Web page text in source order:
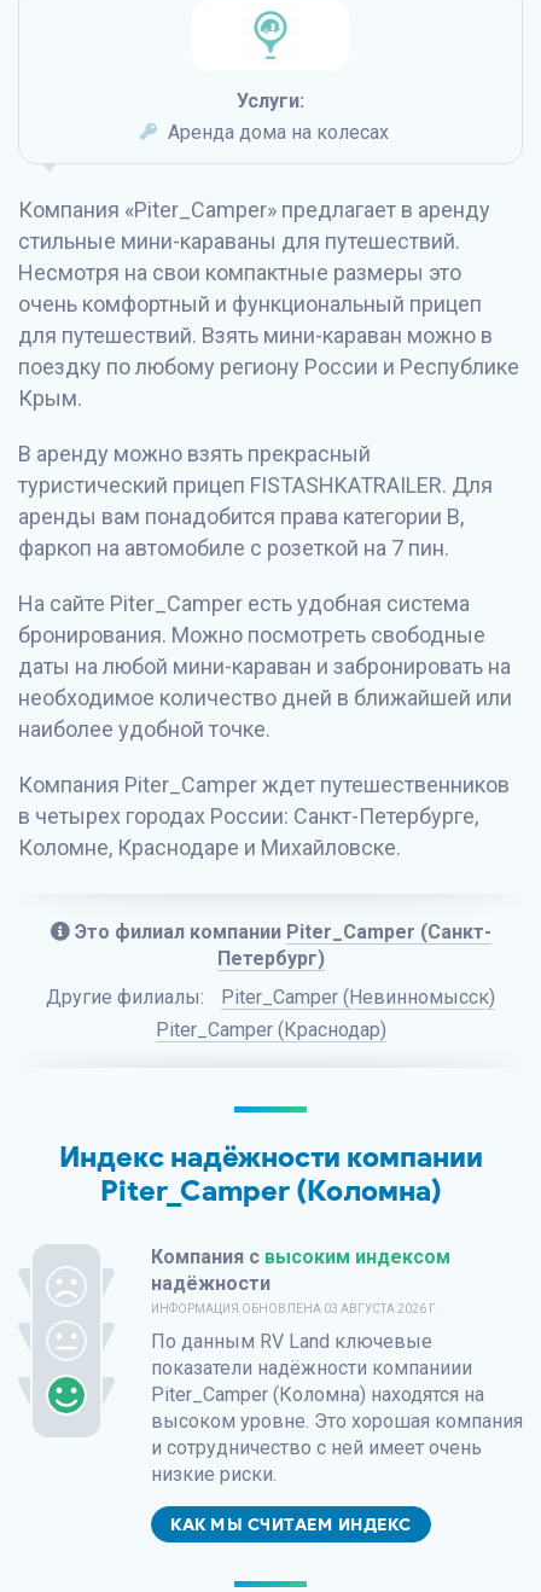
Услуги:
Аренда дома на колесах
Компания «Piter_Camper» предлагает в аренду
стильные мини-караваны для путешествий.
Несмотря на свои компактные размеры это
очень комфортный и функциональный прицеп
для путешествий. Взять мини-караван можно в
поездку по любому региону России и Республике
Крым.
В аренду можно взять прекрасный
туристический прицеп FISTASHKATRAILER. Для
аренды вам понадобится права категории B,
фаркоп на автомобиле с розеткой на 7 пин.
На сайте Piter_Camper есть удобная система
бронирования. Можно посмотреть свободные
даты на любой мини-караван и забронировать на
необходимое количество дней в ближайшей или
наиболее удобной точке.
Компания Piter_Camper ждет путешественников
в четырех городах России: Санкт-Петербурге,
Коломне, Краснодаре и Михайловске.
Это филиал компании Piter_Camper (Санкт-
Петербург)
Другие филиалы:
Piter_Camper (Невинномысск)
Piter_Camper (Краснодар)
Индекс надёжности компании
Piter_Camper (Коломна)
Компания с высоким индексом
надёжности
ИНФОРМАЦИЯ ОБНОВЛЕНА 03 АВГУСТА 2026 Г.
По данным RV Land ключевые
показатели надёжности компаниии
Piter_Camper (Коломна) находятся на
высоком уровне. Это хорошая компания
и сотрудничество с ней имеет очень
низкие риски.
КАК МЫ СЧИТАЕМ ИНДЕКС